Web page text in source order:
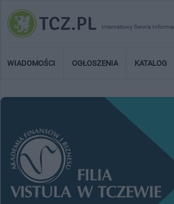
Internetowy Serwis
WIADOMOŚCI OGŁOSZENIA KATALOG